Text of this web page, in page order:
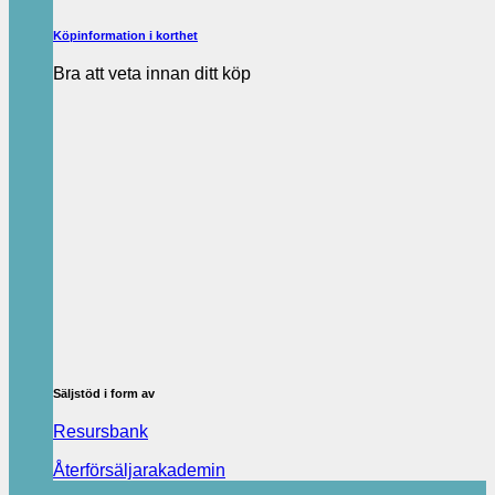
Köpinformation i korthet
Bra att veta innan ditt köp
Säljstöd i form av
Resursbank
Återförsäljarakademin